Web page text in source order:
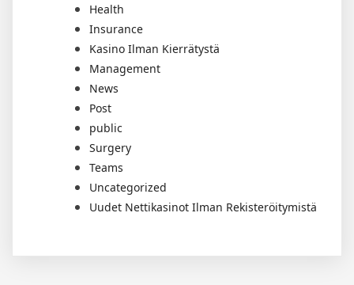
Health
Insurance
Kasino Ilman Kierrätystä
Management
News
Post
public
Surgery
Teams
Uncategorized
Uudet Nettikasinot Ilman Rekisteröitymistä